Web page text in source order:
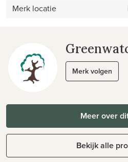
Merk locatie
Merk volgen
Meer over
Bekijk alle